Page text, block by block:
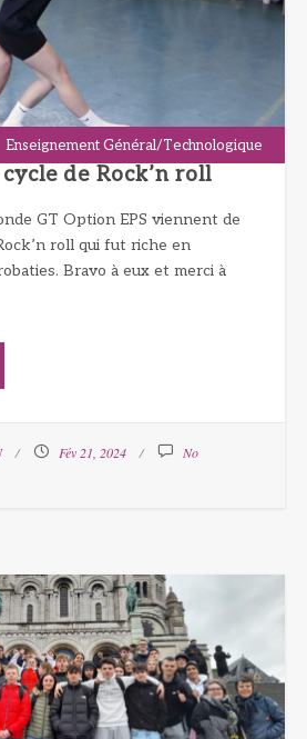
Enseignement Général/Technologique
de Rock’n roll
GT Option EPS viennent de
roll qui fut riche en
Bravo à eux et merci à
Fév 21, 2024
No